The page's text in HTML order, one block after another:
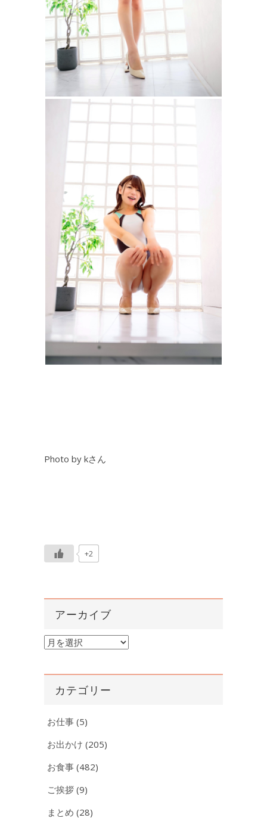
Photo by kさん
+2
アーカイブ
ア
カ
カテゴリー
お仕事 (5)
お出かけ (205)
お食事 (482)
ご挨拶 (9)
まとめ (28)